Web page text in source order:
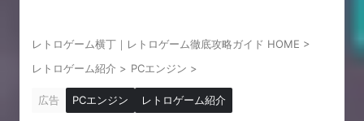
レトロゲーム横丁｜レトロゲーム徹底攻略ガイド HOME >
レトロゲーム紹介 > PCエンジン >
広告 PCエンジン レトロゲーム紹介